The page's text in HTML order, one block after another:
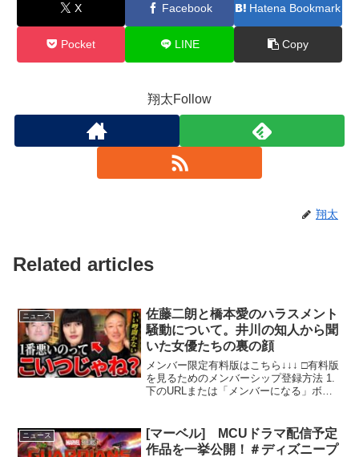
X Facebook Hatena Bookmark
Pocket LINE Copy
翔太Follow
翔太
Related articles
ニュース
佐藤二朗と橋本愛のハラスメント
騒動について。井川の知人から聞
いた女優たちの裏の顔
メンバー限定有料版はこちら↓↓↓ □有料版
を見るためのメンバーシップ登録方法 1.
下のURLまたは「メンバーになる」ボタ
ニュース
[マーベル] MCUドラマ配信予定
作品を一挙公開！＃ディズニープ